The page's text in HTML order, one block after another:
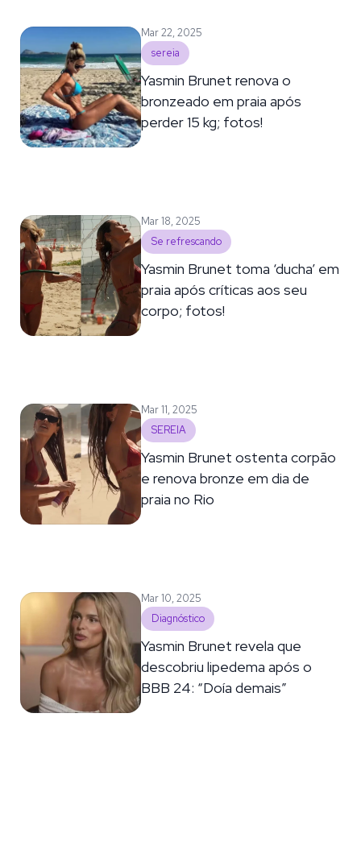
Mar 22, 2025
sereia
Yasmin Brunet renova o
bronzeado em praia após
perder 15 kg; fotos!
Mar 18, 2025
Se refrescando
Yasmin Brunet toma ‘ducha’ em
praia após críticas aos seu
corpo; fotos!
Mar 11, 2025
SEREIA
Yasmin Brunet ostenta corpão
e renova bronze em dia de
praia no Rio
Mar 10, 2025
Diagnóstico
Yasmin Brunet revela que
descobriu lipedema após o
BBB 24: “Doía demais”